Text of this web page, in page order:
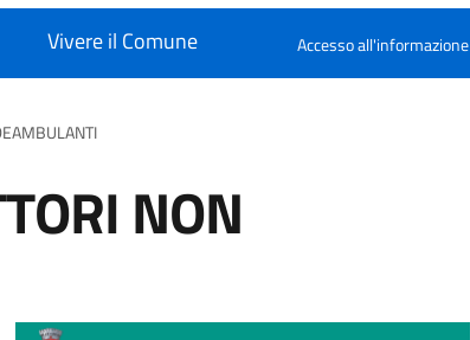
Vivere il Comune Accesso all'informazione
NON